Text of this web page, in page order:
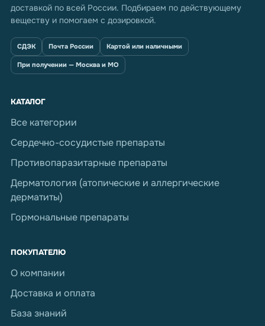
доставкой по всей России. Подбираем по действующему
веществу и помогаем с дозировкой.
СДЭК Почта России Картой или наличными
При получении — Москва и МО
КАТАЛОГ
Все категории
Сердечно-сосудистые препараты
Противопаразитарные препараты
Дерматология (атопические и аллергические
дерматиты)
Гормональные препараты
ПОКУПАТЕЛЮ
О компании
Доставка и оплата
База знаний